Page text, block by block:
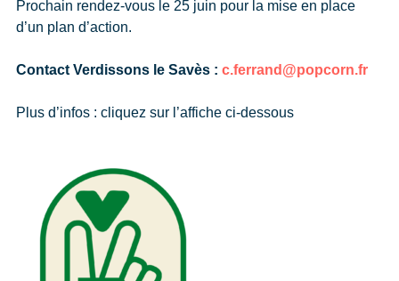
Prochain rendez-vous le 25 juin pour la mise en place
d’un plan d’action.
Contact Verdissons le Savès : c.ferrand@popcorn.fr
Plus d’infos : cliquez sur l’affiche ci-dessous